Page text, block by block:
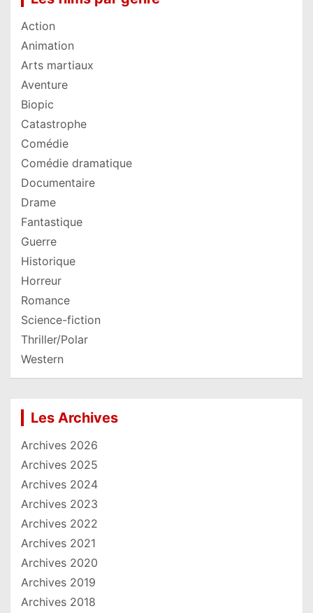
Action
Animation
Arts martiaux
Aventure
Biopic
Catastrophe
Comédie
Comédie dramatique
Documentaire
Drame
Fantastique
Guerre
Historique
Horreur
Romance
Science-fiction
Thriller/Polar
Western
Les Archives
Archives 2026
Archives 2025
Archives 2024
Archives 2023
Archives 2022
Archives 2021
Archives 2020
Archives 2019
Archives 2018